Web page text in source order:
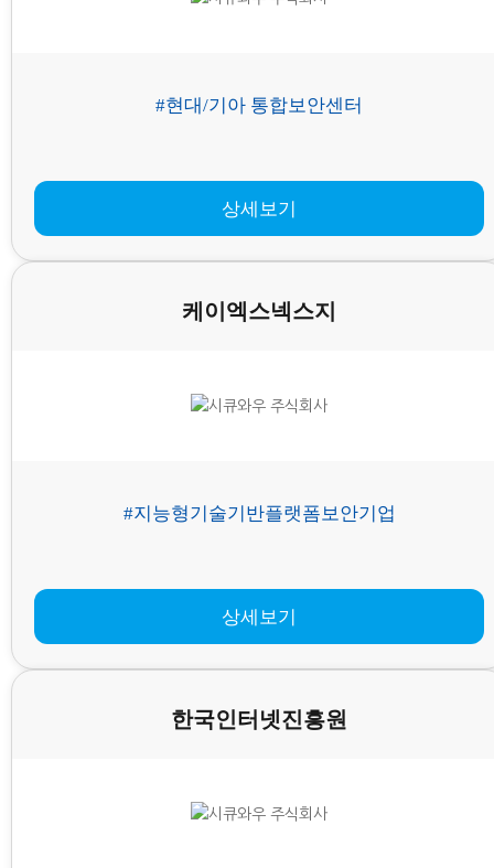
#현대/기아 통합보안센터
상세보기
케이엑스넥스지
#지능형기술기반플랫폼보안기업
상세보기
한국인터넷진흥원